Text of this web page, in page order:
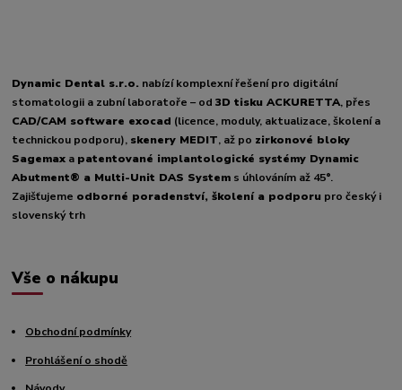
Dynamic Dental s.r.o. nabízí komplexní řešení pro digitální
stomatologii a zubní laboratoře – od3D tisku ACKURETTA, přes
CAD/CAM software exocad (licence, moduly, aktualizace, školení a
technickou podporu), skenery MEDIT, až po zirkonové bloky
Sagemax a patentované implantologické systémy Dynamic
Abutment® a Multi-Unit DAS System s úhlováním až 45°.
Zajišťujeme odborné poradenství, školení a podporu pro český i
slovenský trh
Vše o nákupu
Obchodní podmínky
Prohlášení o shodě